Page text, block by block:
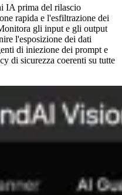
IA prima del rilascio
rapida e l'esfiltrazione dei
gli input e gli output
l'esposizione dei dati
di iniezione dei prompt e
di sicurezza coerenti su tutte